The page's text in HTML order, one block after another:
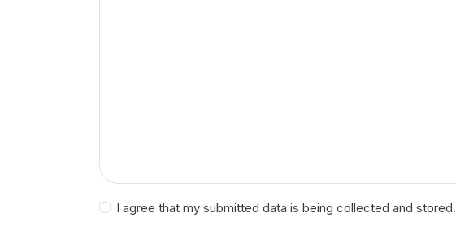
I agree that my submitted data is being collected and stored.